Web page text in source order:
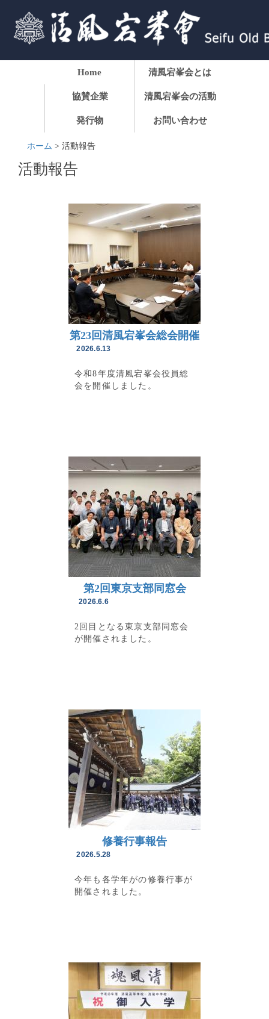
Home 清風宕峯会とは
協賛企業 清風宕峯会の活動
発行物 お問い合わせ
ホーム > 活動報告
活動報告
第23回清風宕峯会総会開催
2026.6.13
令和8年度清風宕峯会役員総
会を開催しました。
第2回東京支部同窓会
2026.6.6
2回目となる東京支部同窓会
が開催されました。
修養行事報告
2026.5.28
今年も各学年がの修養行事が
開催されました。